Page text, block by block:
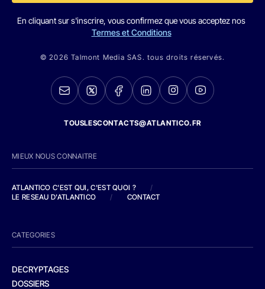
En cliquant sur s'inscrire, vous confirmez que vous acceptez nos
Termes et Conditions
© 2026 Talmont Media SAS. tous droits réservés.
TOUSLESCONTACTS@ATLANTICO.FR
MIEUX NOUS CONNAITRE
ATLANTICO C'EST QUI, C'EST QUOI ?
/
LE RESEAU D'ATLANTICO
/ CONTACT
CATEGORIES
DECRYPTAGES
DOSSIERS